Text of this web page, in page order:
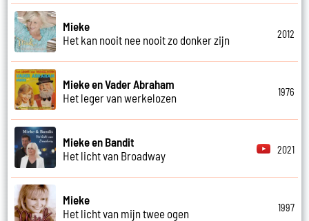
Mieke
Het kan nooit nee nooit zo donker zijn
2012
Mieke en Vader Abraham
Het leger van werkelozen
1976
Mieke en Bandit
Het licht van Broadway
2021
Mieke
Het licht van mijn twee ogen
1997